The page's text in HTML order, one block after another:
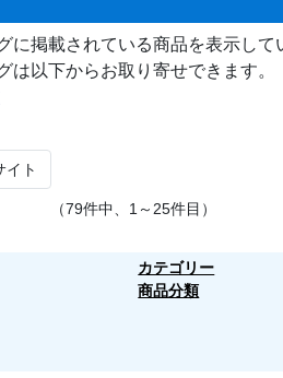
に掲載されている商品を表示して
は以下からお取り寄せできます。
イト
（79件中、1～25件目）
カテゴリー
商品分類